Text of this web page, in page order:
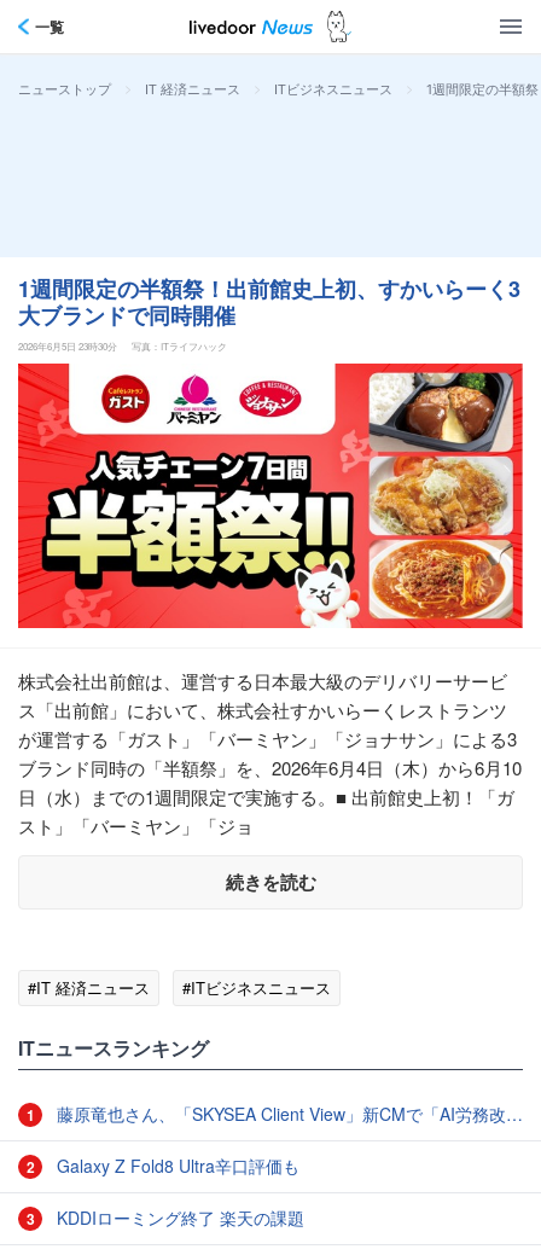
一覧
ニューストップ > IT 経済ニュース > ITビジネスニュース > 1週間限定の半額
1週間限定の半額祭！出前館史上初、すかいらーく3
大ブランドで同時開催
2026年6月5日 23時30分 写真：ITライフハック
株式会社出前館は、運営する日本最大級のデリバリーサービ
ス「出前館」において、株式会社すかいらーくレストランツ
が運営する「ガスト」「バーミヤン」「ジョナサン」による3
ブランド同時の「半額祭」を、2026年6月4日（木）から6月10
日（水）までの1週間限定で実施する。■ 出前館史上初！「ガ
スト」「バーミヤン」「ジョ
続きを読む
#IT 経済ニュース #ITビジネスニュース
ITニュースランキング
1 藤原竜也さん、「SKYSEA Client View」新CMで「AI労務改善」をアピール 働き方をAIが分析したら「すぐに休んで」と言われる？
2 Galaxy Z Fold8 Ultra辛口評価も
3 KDDIローミング終了 楽天の課題